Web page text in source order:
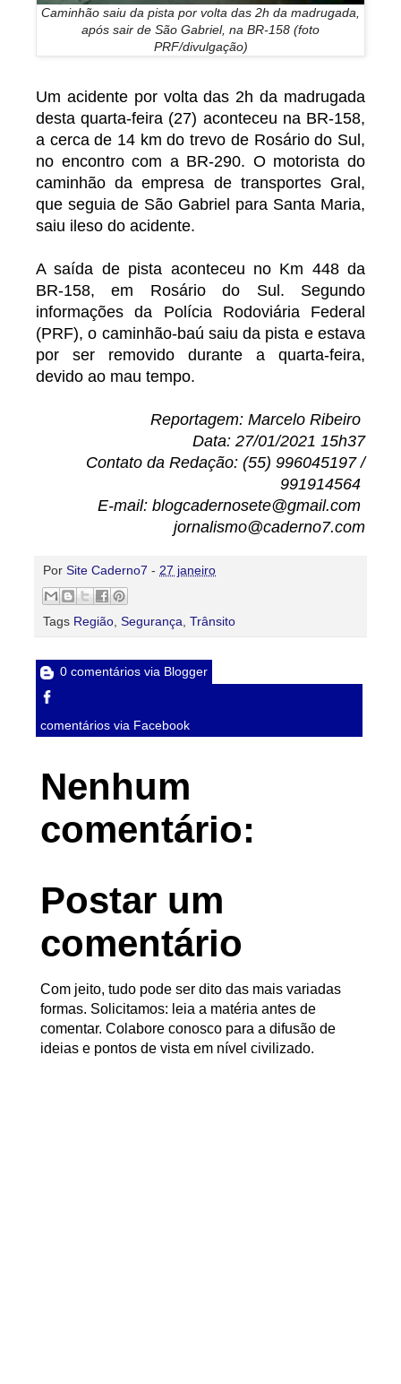
Caminhão saiu da pista por volta das 2h da madrugada,
após sair de São Gabriel, na BR-158 (foto
PRF/divulgação)
Um acidente por volta das 2h da madrugada
desta quarta-feira (27) aconteceu na BR-158,
a cerca de 14 km do trevo de Rosário do Sul,
no encontro com a BR-290. O motorista do
caminhão da empresa de transportes Gral,
que seguia de São Gabriel para Santa Maria,
saiu ileso do acidente.
A saída de pista aconteceu no Km 448 da
BR-158, em Rosário do Sul. Segundo
informações da Polícia Rodoviária Federal
(PRF), o caminhão-baú saiu da pista e estava
por ser removido durante a quarta-feira,
devido ao mau tempo.
Reportagem: Marcelo Ribeiro
Data: 27/01/2021 15h37
Contato da Redação: (55) 996045197 /
991914564
E-mail: blogcadernosete@gmail.com
jornalismo@caderno7.com
Por Site Caderno7 - 27 janeiro
Tags Região, Segurança, Trânsito
0 comentários via Blogger
comentários via Facebook
Nenhum
comentário:
Postar um
comentário
Com jeito, tudo pode ser dito das mais variadas
formas. Solicitamos: leia a matéria antes de
comentar. Colabore conosco para a difusão de
ideias e pontos de vista em nível civilizado.